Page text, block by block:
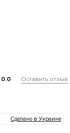
0.0 Оставить отзыв
Сделано в Украине